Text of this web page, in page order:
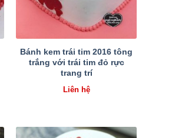
Bánh kem trái tim 2016 tông
trắng với trái tim đỏ rực
trang trí
Liên hệ